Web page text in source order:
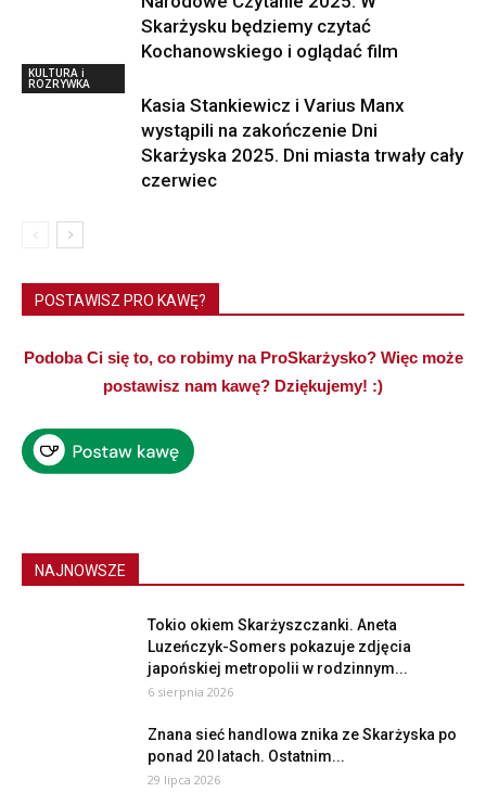
Skarżysku będziemy czytać
Kochanowskiego i oglądać film
KULTURA i
ROZRYWKA
Kasia Stankiewicz i Varius Manx
wystąpili na zakończenie Dni
Skarżyska 2025. Dni miasta trwały cały
czerwiec
POSTAWISZ PRO KAWĘ?
Podoba Ci się to, co robimy na ProSkarżysko? Więc może
postawisz nam kawę? Dziękujemy! :)
NAJNOWSZE
Tokio okiem Skarżyszczanki. Aneta
Luzeńczyk-Somers pokazuje zdjęcia
japońskiej metropolii w rodzinnym...
6 sierpnia 2026
Znana sieć handlowa znika ze Skarżyska po
ponad 20 latach. Ostatnim...
29 lipca 2026